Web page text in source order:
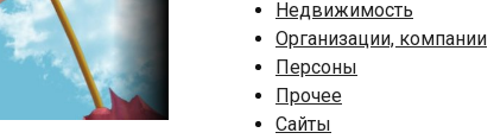
Недвижимость
Организации, компании
Персоны
Прочее
Сайты